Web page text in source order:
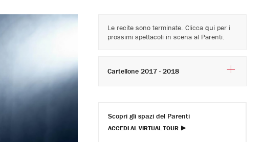
Le recite sono terminate. Clicca quiper i
prossimi spettacoli in scena al Parenti.
Cartellone 2017 - 2018
Scopri gli spazi del Parenti
ACCEDI AL VIRTUAL TOUR